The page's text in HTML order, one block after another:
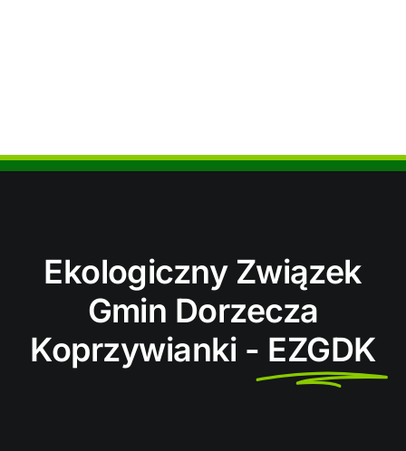
Ekologiczny Związek
Gmin Dorzecza
Koprzywianki - EZGDK